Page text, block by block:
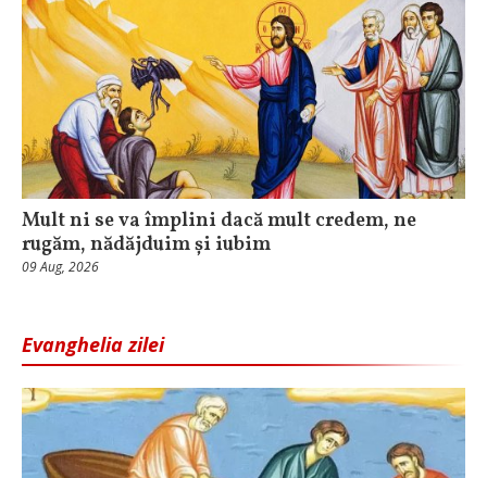
Mult ni se va împlini dacă mult credem, ne
rugăm, nădăjduim și iubim
09 Aug, 2026
Evanghelia zilei